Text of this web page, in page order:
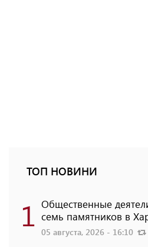
ТОП НОВИНИ
1 Общественные
семь памятников в
05 августа, 2026 - 16:10